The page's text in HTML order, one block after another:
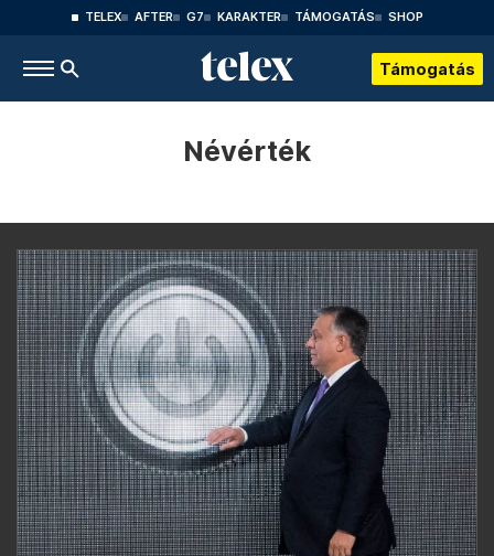
TELEX AFTER G7 KARAKTER TÁMOGATÁS SHOP
Támogatás
Névérték